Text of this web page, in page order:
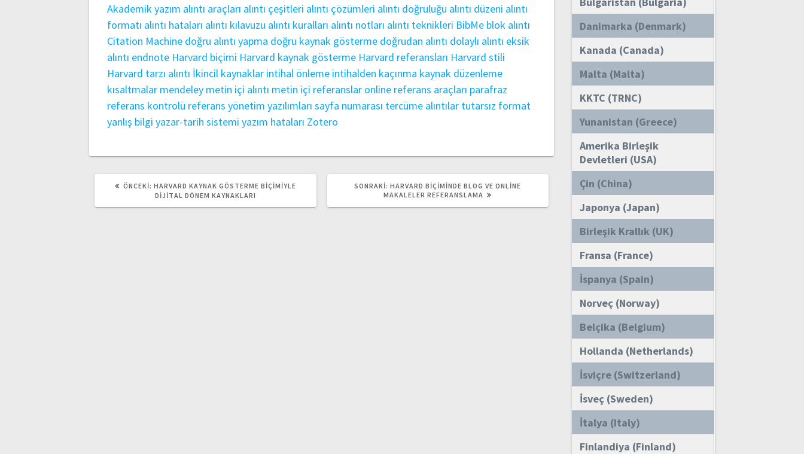
Akademik yazım alıntı araçları alıntı çeşitleri alıntı çözümleri alıntı doğruluğu alıntı düzeni alıntı
formatı alıntı hataları alıntı kılavuzu alıntı kuralları alıntı notları alıntı teknikleri BibMe blok alıntı
Citation Machine doğru alıntı yapma doğru kaynak gösterme doğrudan alıntı dolaylı alıntı eksik
alıntı endnote Harvard biçimi Harvard kaynak gösterme Harvard referansları Harvard stili
Harvard tarzı alıntı İkincil kaynaklar intihal önleme intihalden kaçınma kaynak düzenleme
kısaltmalar mendeley metin içi alıntı metin içi referanslar online referans araçları parafraz
referans kontrolü referans yönetim yazılımları sayfa numarası tercüme alıntılar tutarsız format
yanlış bilgi yazar-tarih sistemi yazım hataları Zotero
ÖNCEKI: ÖNCEKI
YAZI:
HARVARD KAYNAK GÖSTERME BIÇIMIYLE
DIJITAL DÖNEM KAYNAKLARI
SONRAKI: SONRAKI
YAZI:
HARVARD BIÇIMINDE BLOG VE ONLINE
MAKALELER REFERANSLAMA
Danimarka (Denmark)
Kanada (Canada)
Malta (Malta)
KKTC (TRNC)
Yunanistan (Greece)
Amerika Birleşik
Devletleri (USA)
Çin (China)
Japonya (Japan)
Birleşik Krallık (UK)
Fransa (France)
İspanya (Spain)
Norveç (Norway)
Belçika (Belgium)
Hollanda (Netherlands)
İsviçre (Switzerland)
İsveç (Sweden)
İtalya (Italy)
Finlandiya (Finland)